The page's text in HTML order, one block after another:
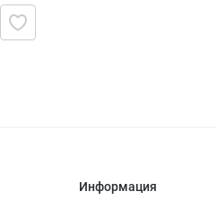
Информация